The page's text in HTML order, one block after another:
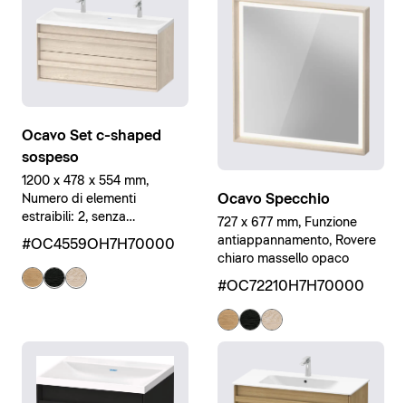
Ocavo Set c-shaped
sospeso
1200 x 478 x 554 mm,
Numero di elementi
estraibili: 2, senza
massello opaco, Bianco
#OC4559OH7H70000
Ocavo Specchio
727 x 677 mm, Funzione
antiappannamento, Rovere
chiaro massello opaco
#OC72210H7H70000